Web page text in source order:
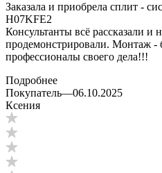
Заказала и приобрела сплит -
H07KFE2
Консультанты всё рассказали и
продемонстрировали. Монтаж -
профессионалы своего дела!!!
Подробнее
Покупатель—06.10.2025
Ксения